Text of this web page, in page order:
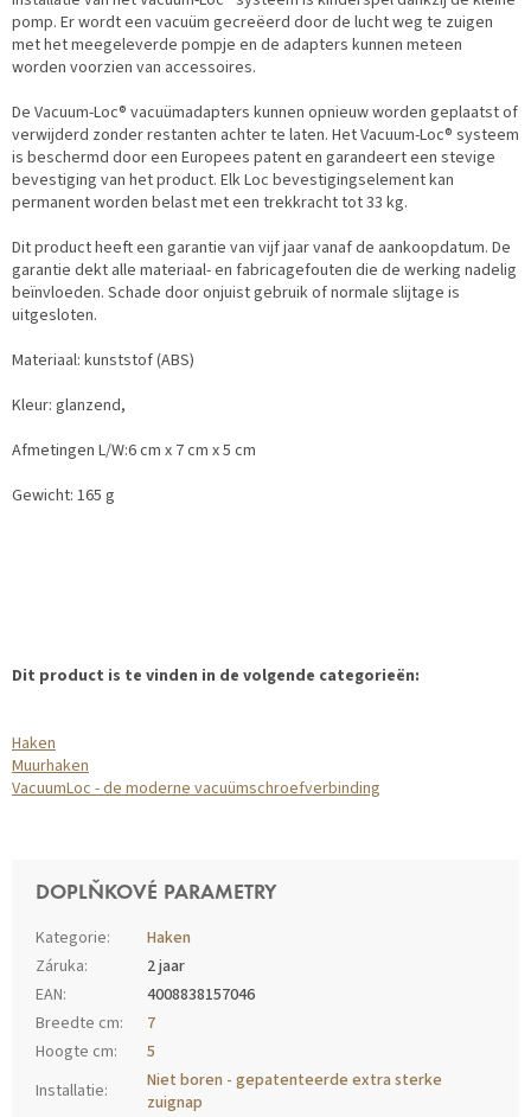
pomp. Er wordt een vacuüm gecreëerd door de lucht weg te zuigen
met het meegeleverde pompje en de adapters kunnen meteen
worden voorzien van accessoires.
De Vacuum-Loc® vacuümadapters kunnen opnieuw worden geplaatst of
verwijderd zonder restanten achter te laten. Het Vacuum-Loc® systeem
is beschermd door een Europees patent en garandeert een stevige
bevestiging van het product. Elk Loc bevestigingselement kan
permanent worden belast met een trekkracht tot 33 kg.
Dit product heeft een garantie van vijf jaar vanaf de aankoopdatum. De
garantie dekt alle materiaal- en fabricagefouten die de werking nadelig
beïnvloeden. Schade door onjuist gebruik of normale slijtage is
uitgesloten.
Materiaal: kunststof (ABS)
Kleur: glanzend,
Afmetingen L/W:6 cm x 7 cm x 5 cm
Gewicht: 165 g
Dit product is te vinden in de volgende categorieën:
Haken
Muurhaken
VacuumLoc - de moderne vacuümschroefverbinding
DOPLŇKOVÉ PARAMETRY
Kategorie:
Haken
Záruka:
2 jaar
EAN:
4008838157046
Breedte cm:
7
Hoogte cm:
5
Installatie:
Niet boren - gepatenteerde extra sterke
zuignap